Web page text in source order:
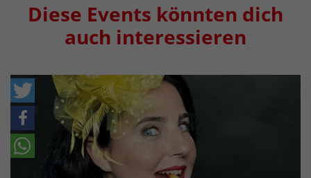
Diese Events könnten dich
auch interessieren